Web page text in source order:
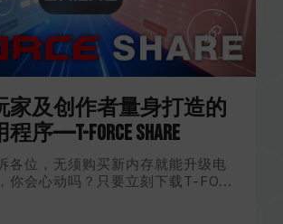
家及创作者量身打造的
序——T-FORCE Share
各位，无须购买新内存就能升级电
你会心动吗？只要立刻下载T-FO...